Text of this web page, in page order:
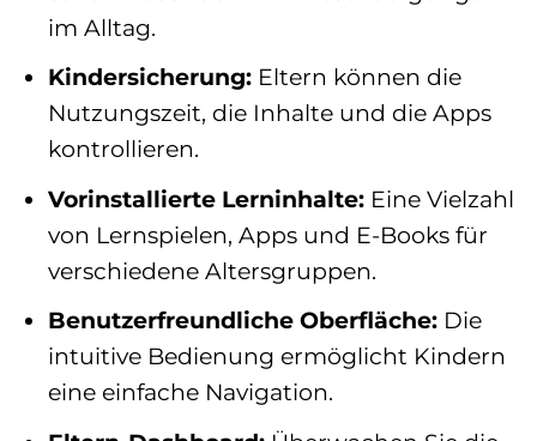
im Alltag.
Kindersicherung:Eltern können die
Nutzungszeit, die Inhalte und die Apps
kontrollieren.
Vorinstallierte Lerninhalte:Eine Vielzahl
von Lernspielen, Apps und E-Books für
verschiedene Altersgruppen.
Benutzerfreundliche Oberfläche:Die
intuitive Bedienung ermöglicht Kindern
eine einfache Navigation.